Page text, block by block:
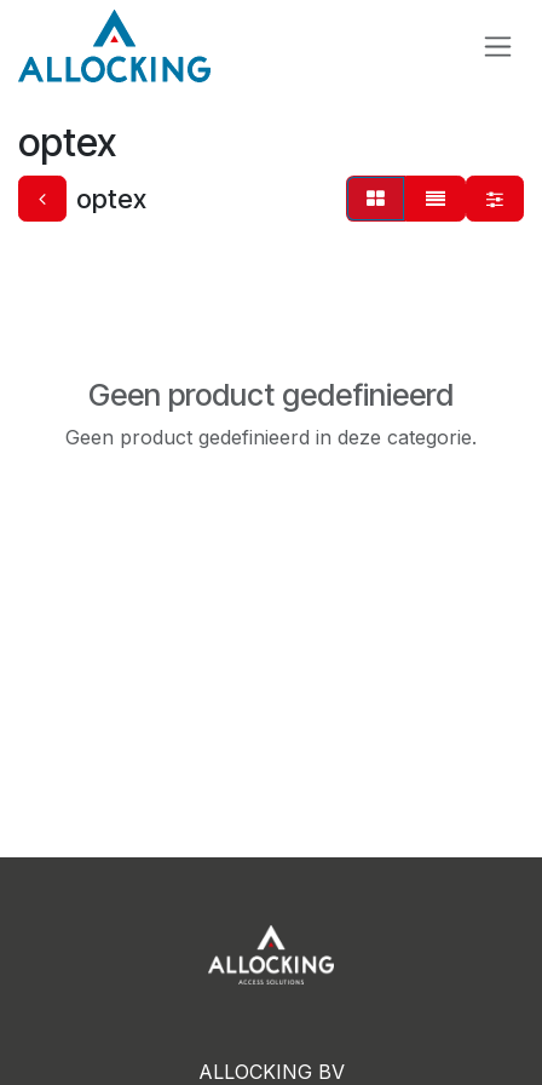
Overslaan naar inhoud
optex
optex
Geen product gedefinieerd
Geen product gedefinieerd in deze categorie.
ALLOCKING BV